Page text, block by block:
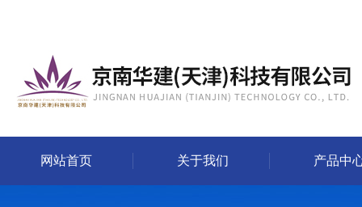
网站首页 关于我们 产品中